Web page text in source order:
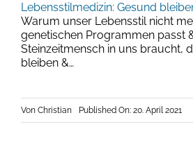
Lebensstilmedizin: Gesund
Warum unser Lebensstil nicht
genetischen Programmen passt
Steinzeitmensch in uns braucht,
bleiben &…
Von Christian Published On: 20. April 2021